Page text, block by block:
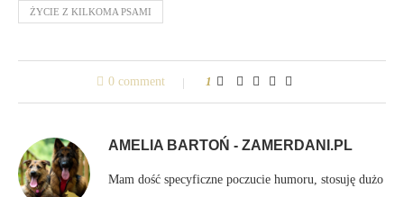
ŻYCIE Z KILKOMA PSAMI
0 comment 1
AMELIA BARTOŃ - ZAMERDANI.PL
Mam dość specyficzne poczucie humoru, stosuję dużo